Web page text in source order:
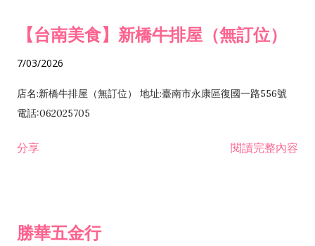
【台南美食】新橋牛排屋（無訂位）
7/03/2026
店名:新橋牛排屋（無訂位） 地址:臺南市永康區復國一路556號
電話:062025705
分享 閱讀完整內容
勝華五金行